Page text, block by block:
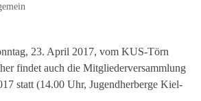
23. April 2017, vom KUS-Törn
findet auch die Mitgliederversammlung
statt (14.00 Uhr, Jugendherberge Kiel-